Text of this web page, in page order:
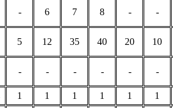
- 6 7 8 - -
5 12 35 40 20 10
- - - - - -
1 1 1 1 1
1